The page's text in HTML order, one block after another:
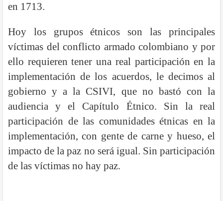
en 1713.
Hoy los grupos étnicos son las principales
víctimas del conflicto armado colombiano y por
ello requieren tener una real participación en la
implementación de los acuerdos, le decimos al
gobierno y a la CSIVI, que no bastó con la
audiencia y el Capítulo Étnico. Sin la real
participación de las comunidades étnicas en la
implementación, con gente de carne y hueso, el
impacto de la paz no será igual. Sin participación
de las víctimas no hay paz.